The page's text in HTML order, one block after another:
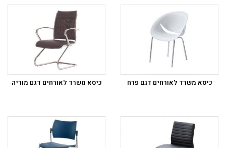
כיסא משרד לאורחים דגם פרח כיסא משרד לאורחים דגם מוריה